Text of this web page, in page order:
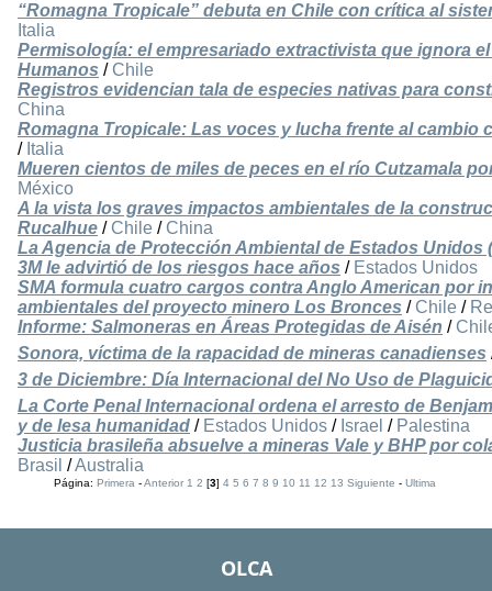
“Romagna Tropicale” debuta en Chile con crítica al
Italia
Permisología: el empresariado extractivista que ignora
Humanos / Chile
Registros evidencian tala de especies nativas para
China
Romagna Tropicale: Las voces y lucha frente al cambio
/ Italia
Mueren cientos de miles de peces en el río Cutzamala
México
A la vista los graves impactos ambientales de la
Rucalhue / Chile / China
La Agencia de Protección Ambiental de Estados
3M le advirtió de los riesgos hace años / Estados Unidos
SMA formula cuatro cargos contra Anglo American por
ambientales del proyecto minero Los Bronces / Chile /
Informe: Salmoneras en Áreas Protegidas de Aisén /
Sonora, víctima de la rapacidad de mineras canadienses
3 de Diciembre: Día Internacional del No Uso de
La Corte Penal Internacional ordena el arresto de
y de lesa humanidad / Estados Unidos / Israel / Palestina
Justicia brasileña absuelve a mineras Vale y BHP por
Brasil /Australia
Página:Primera -Anterior 1 2 [3]4 5 6 7 8 9 10 11 12 13 Siguiente -Ultima
OLCA